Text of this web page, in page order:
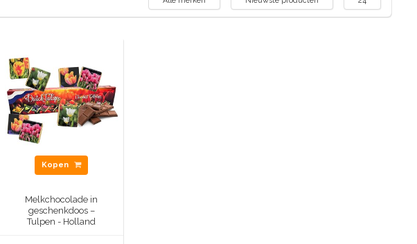
Kopen
Melkchocolade in
geschenkdoos –
Tulpen - Holland